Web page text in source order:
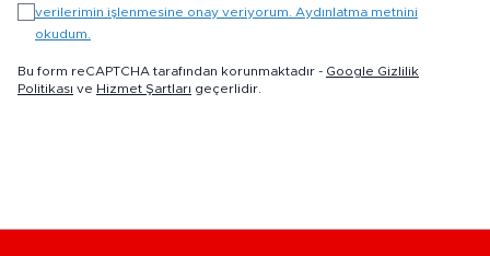
verilerimin işlenmesine onay veriyorum. Aydınlatma metnini
okudum.
Bu form reCAPTCHA tarafından korunmaktadır - Google Gizlilik
Politikası ve Hizmet Şartları geçerlidir.